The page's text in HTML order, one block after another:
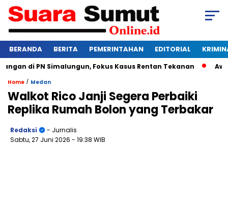
BERANDA BERITA PEMERINTAHAN EDITORIAL
di PN Simalungun, Fokus Kasus Rentan Tekanan Awas
Home / Medan
Walkot Rico Janji Segera Perbaiki
Replika Rumah Bolon yang Terbakar
Redaksi
- Jurnalis
Sabtu, 27 Juni 2026 - 19:38 WIB